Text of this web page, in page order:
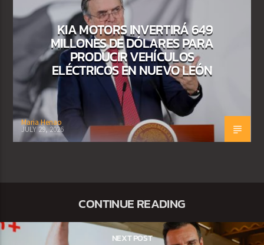
KIA MOTORS INVERTIRÁ 649
MILLONES DE DÓLARES PARA
PRODUCIR VEHÍCULOS
ELÉCTRICOS EN NUEVO LEÓN
Maria Henao
JULY 29, 2026
CONTINUE READING
NEXT POST